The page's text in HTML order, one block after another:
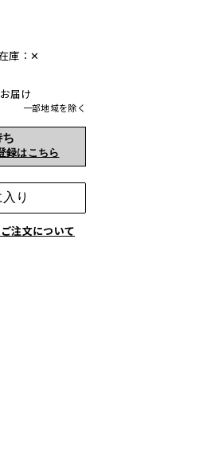
庫：✕
届け
一部地域を除く
録はこちら
り
注文について